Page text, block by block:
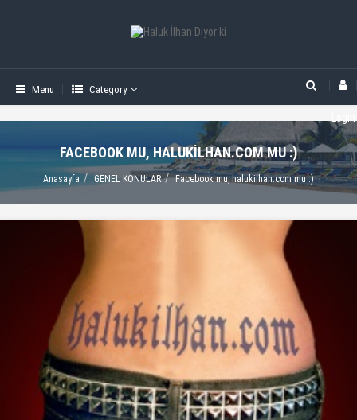
Menu Category
FACEBOOK MU, HALUKILHAN.COM MU :)
Anasayfa GENEL KONULAR Facebook mu, halukilhan.com mu :)